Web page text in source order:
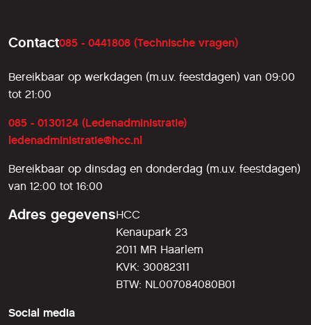
Contact085 - 0441808 (Technische vragen)
Bereikbaar op werkdagen (m.u.v. feestdagen) van 09:00
tot 21:00
085 - 0130124 (Ledenadministratie)
ledenadministratie@hcc.nl
Bereikbaar op dinsdag en donderdag (m.u.v. feestdagen)
van 12:00 tot 16:00
Adres gegevensHCC
Kenaupark 23
2011 MR Haarlem
KVK: 30082311
BTW: NL007084080B01
Social media